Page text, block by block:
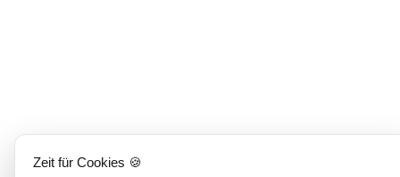
Zeit für Cookies 🍪